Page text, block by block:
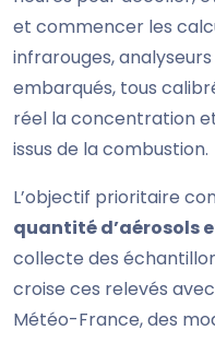
et commencer les
infrarouges,
embarqués, tous
réel la concentration
issus de la combustion.
L’objectif prioritaire
quantité d’aérosols
collecte des
croise ces relevés
Météo-France, des